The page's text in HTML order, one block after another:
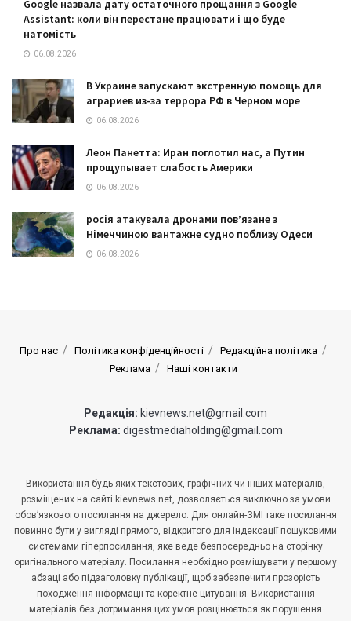
Google назвала дату остаточного прощання з Google
Assistant: коли він перестане працювати і що буде
натомість
06.08.2026
В Украине запускают экстренную помощь для
аграриев из-за террора РФ в Черном море
06.08.2026
Леон Панетта: Иран поглотил нас, а Путин
прощупывает слабость Америки
06.08.2026
росія атакувала дронами пов’язане з
Німеччиною вантажне судно поблизу Одеси
06.08.2026
Про нас Політика конфіденційності
Редакційна політика
Реклама
Наші контакти
Редакція: kievnews.net@gmail.com
Реклама: digestmediaholding@gmail.com
Використання будь-яких текстових, графічних чи інших матеріалів,
розміщених на сайті kievnews.net, дозволяється виключно за умови
обов’язкового посилання на джерело. Для онлайн-ЗМІ таке посилання
повинно бути у вигляді прямого, відкритого для індексації пошуковими
системами гіперпосилання, яке веде безпосередньо на сторінку
оригінального матеріалу. Посилання необхідно розміщувати у першому
абзаці або підзаголовку публікації, щоб забезпечити прозорість
походження інформації та коректне цитування. Використання
матеріалів без дотримання цих умов розцінюється як порушення